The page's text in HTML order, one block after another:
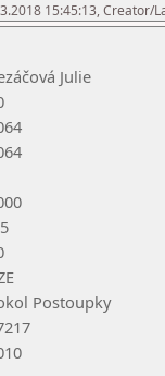
15:45:13, Creator/
Julie
Postoupky